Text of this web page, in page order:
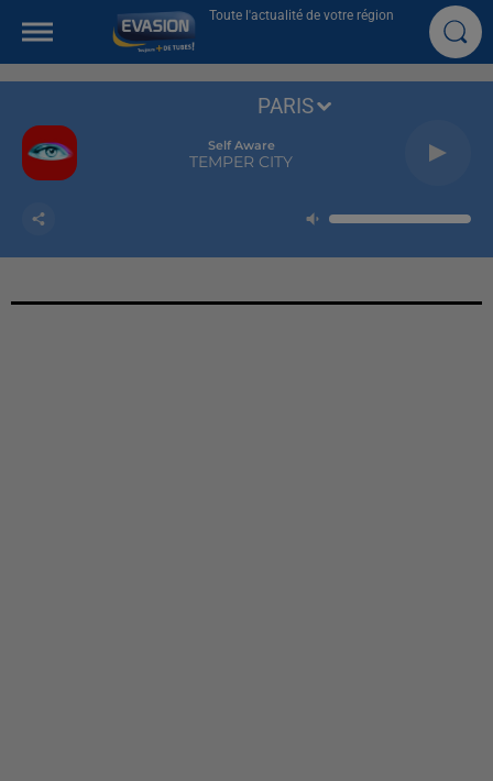
Toute l'actualité de votre région
Self Aware
TEMPER CITY
PARIS